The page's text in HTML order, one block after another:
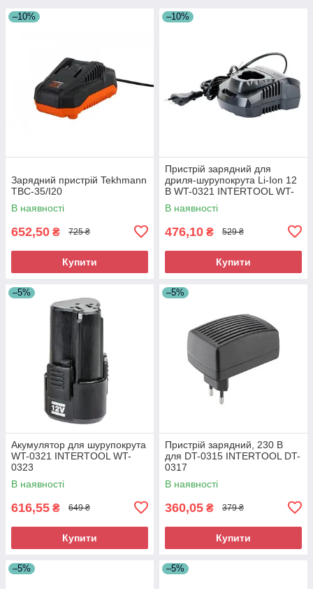
–10%
Зарядний пристрій Tekhmann
TBC-35/I20
В наявності
652,50 ₴ 725 ₴
Купити
–10%
Пристрій зарядний для
дриля-шурупокрута Li-Ion 12
В WT-0321 INTERTOOL WT-
0320
В наявності
476,10 ₴ 529 ₴
Купити
–5%
Акумулятор для шурупокрута
WT-0321 INTERTOOL WT-
0323
В наявності
616,55 ₴ 649 ₴
Купити
–5%
Пристрій зарядний, 230 В
для DT-0315 INTERTOOL DT-
0317
В наявності
360,05 ₴ 379 ₴
Купити
–5% –5%